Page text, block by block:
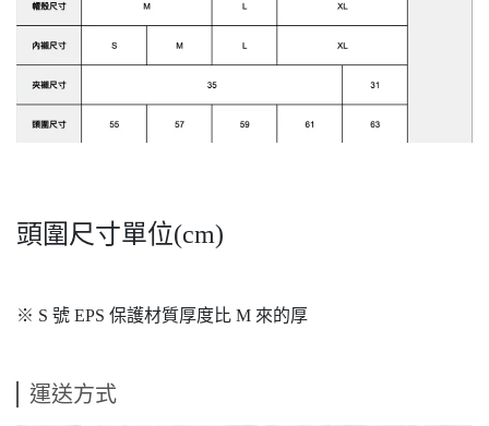
頭圍尺寸單位(cm)
※ S 號 EPS 保護材質厚度比 M 來的厚
運送方式